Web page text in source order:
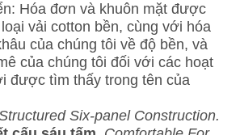
Hóa đơn và khuôn mặt được
vải cotton bền, cùng với hóa
của chúng tôi về độ bền, và
của chúng tôi đối với các hoạt
được tìm thấy trong tên của
Six-panel Construction.